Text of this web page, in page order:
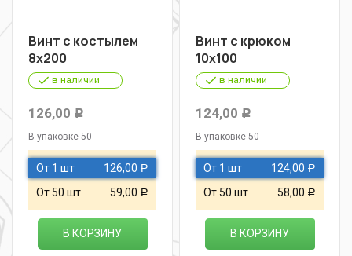
Винт с костылем
8х200
в наличии
126,00 Р
В упаковке 50
От 1 шт 126,00 Р
От 50 шт 59,00 Р
В КОРЗИНУ
Винт с крюком
10х100
в наличии
124,00 Р
В упаковке 50
От 1 шт 124,00 Р
От 50 шт 58,00 Р
В КОРЗИНУ